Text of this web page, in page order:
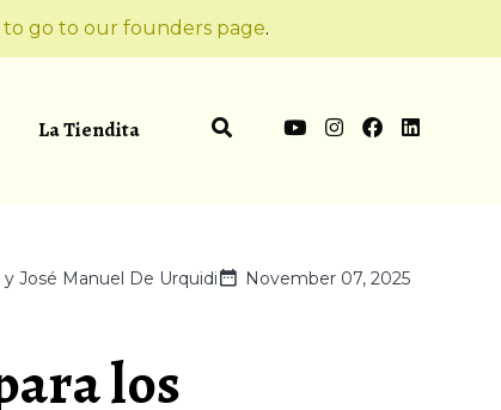
to go to our founders page.
La Tiendita
José Manuel De Urquidi
November 07, 2025
los